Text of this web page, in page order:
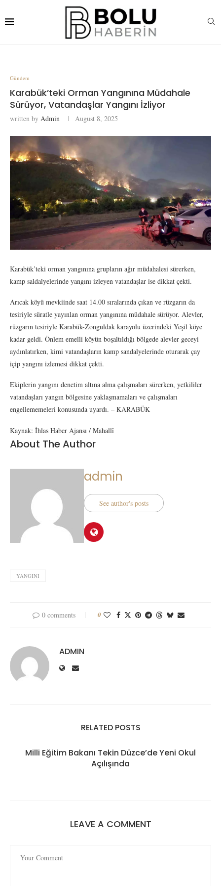
Gündem
Karabük’teki Orman Yangınına Müdahale
Sürüyor, Vatandaşlar Yangını İzliyor
written by Admin August 8, 2025
Karabük’teki orman yangınına grupların ağır müdahalesi sürerken,
kamp saldalyelerinde yangını izleyen vatandaşlar ise dikkat çekti.
Arıcak köyü mevkiinde saat 14.00 sıralarında çıkan ve rüzgarın da
tesiriyle süratle yayınlan orman yangınına müdahale sürüyor. Alevler,
rüzgarın tesiriyle Karabük-Zonguldak karayolu üzerindeki Yeşil köye
kadar geldi. Önlem emelli köyün boşaltıldığı bölgede alevler geceyi
aydınlatırken, kimi vatandaşların kamp sandalyelerinde oturarak çay
içip yangını izlemesi dikkat çekti.
Ekiplerin yangını denetim altına alma çalışmaları sürerken, yetkililer
vatandaşları yangın bölgesine yaklaşmamaları ve çalışmaları
engellememeleri konusunda uyardı. – KARABÜK
Kaynak: İhlas Haber Ajansı / Mahallî
About The Author
admin
See author's posts
YANGINI
0 comments 0
ADMIN
RELATED POSTS
Milli Eğitim Bakanı Tekin Düzce’de Yeni Okul
Açılışında
LEAVE A COMMENT